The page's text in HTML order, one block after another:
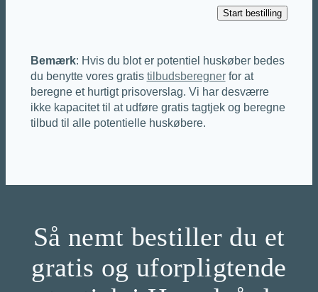
Bemærk: Hvis du blot er potentiel huskøber bedes
du benytte vores gratis tilbudsberegnerfor at
beregne et hurtigt prisoverslag. Vi har desværre
ikke kapacitet til at udføre gratis tagtjek og beregne
tilbud til alle potentielle huskøbere.
Så nemt bestiller du et
gratis og uforpligtende